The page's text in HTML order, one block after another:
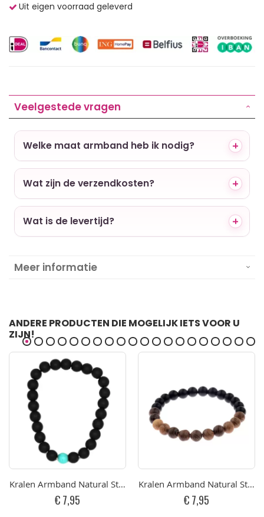
Uit eigen voorraad geleverd
Veelgestede vragen
Welke maat armband heb ik nodig?
Wat zijn de verzendkosten?
Wat is de levertijd?
Meer informatie
ANDERE PRODUCTEN DIE MOGELIJK IETS VOOR U
ZIJN!
Kralen Armband Natural Stone Black/Turquoise 17-19cm
€ 7,95
Kralen Armband Natural
€ 7,95